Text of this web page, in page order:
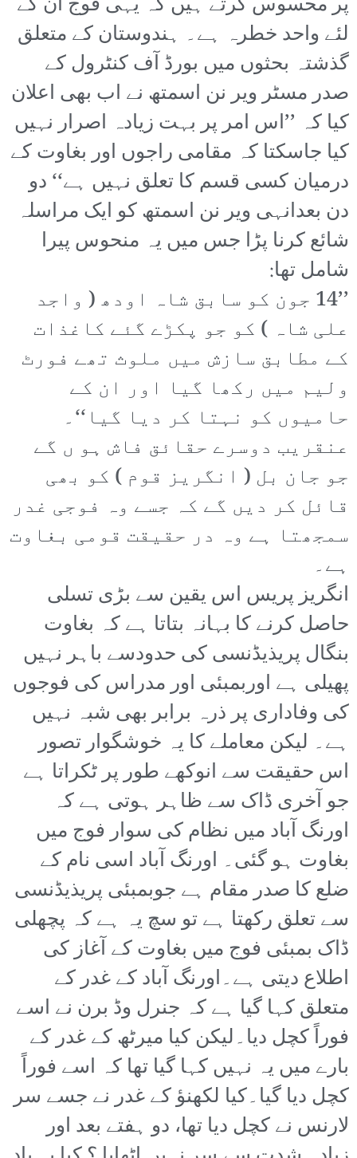
لئے واحد خطرہ ہے۔ ہندوستان کے متعلق
گذشتہ بحثوں میں بورڈ آف کنٹرول کے
صدر مسٹر ویر نن اسمتھ نے اب بھی اعلان
کیا کہ ’’اس امر پر بہت زیادہ اصرار نہیں
کیا جاسکتا کہ مقامی راجوں اور بغاوت کے
درمیان کسی قسم کا تعلق نہیں ہے‘‘ دو
دن بعدانہی ویر نن اسمتھ کو ایک مراسلہ
شائع کرنا پڑا جس میں یہ منحوس پیرا
شامل تھا:
’’14 جون کو سابق شاہ اودھ ( واجد
علی شاہ ) کو جو پکڑے گئے کاغذات
کے مطابق سازش میں ملوث تھے فورٹ
ولیم میں رکھا گیا اور ان کے
حامیوں کو نہتا کر دیا گیا‘‘۔
عنقریب دوسرے حقائق فاش ہو ں گے
جو جان بل ( انگریز قوم ) کو بھی
قائل کر دیں گے کہ جسے وہ فوجی غدر
سمجھتا ہے وہ در حقیقت قومی بغاوت
ہے۔
انگریز پریس اس یقین سے بڑی تسلی
حاصل کرنے کا بہانہ بتاتا ہے کہ بغاوت
بنگال پریذیڈنسی کی حدودسے باہر نہیں
پھیلی ہے اوربمبئی اور مدراس کی فوجوں
کی وفاداری پر ذرہ برابر بھی شبہ نہیں
ہے۔ لیکن معاملے کا یہ خوشگوار تصور
اس حقیقت سے انوکھے طور پر ٹکراتا ہے
جو آخری ڈاک سے ظاہر ہوتی ہے کہ
اورنگ آباد میں نظام کی سوار فوج میں
بغاوت ہو گئی۔ اورنگ آباد اسی نام کے
ضلع کا صدر مقام ہے جوبمبئی پریذیڈنسی
سے تعلق رکھتا ہے تو سچ یہ ہے کہ پچھلی
ڈاک بمبئی فوج میں بغاوت کے آغاز کی
اطلاع دیتی ہے۔اورنگ آباد کے غدر کے
متعلق کہا گیا ہے کہ جنرل وڈ برن نے اسے
فوراً کچل دیا۔لیکن کیا میرٹھ کے غدر کے
بارے میں یہ نہیں کہا گیا تھا کہ اسے فوراً
کچل دیا گیا۔کیا لکھنؤ کے غدر نے جسے سر
لارنس نے کچل دیا تھا، دو ہفتے بعد اور